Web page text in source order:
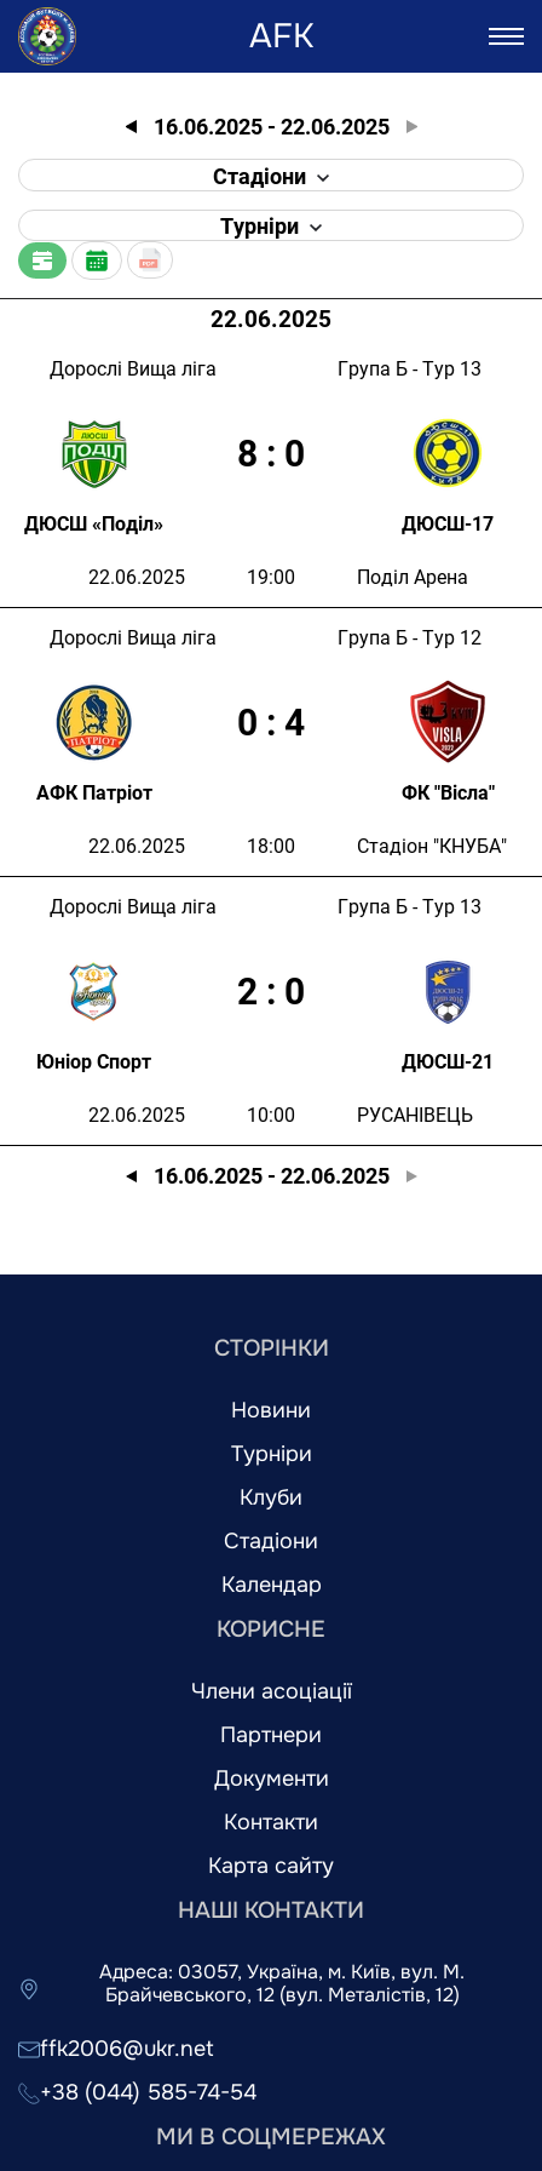
AFK
Стадіони
16.06.2025- 22.06.2025
Турніри
22.06.2025
Дорослі Вища ліга Група Б - Тур 13
ДЮСШ «Поділ»
8 : 0
ДЮСШ-17
22.06.2025 19:00 Поділ Арена
Дорослі Вища ліга Група Б - Тур 12
АФК Патріот
0 : 4
ФК "Вісла"
22.06.2025 18:00 Стадіон "КНУБА"
Дорослі Вища ліга Група Б - Тур 13
Юніор Спорт
2 : 0
ДЮСШ-21
22.06.2025 10:00 РУСАНІВЕЦЬ
16.06.2025- 22.06.2025
СТОРІНКИ
Новини
Турніри
Клуби
Стадіони
Календар
КОРИСНЕ
Члени асоціації
Партнери
Документи
Контакти
Карта сайту
НАШІ КОНТАКТИ
Адреса: 03057, Україна, м. Київ, вул. М.
Брайчевського, 12 (вул. Металістів, 12)
ffk2006@ukr.net
+38 (044) 585-74-54
МИ В СОЦМЕРЕЖАХ